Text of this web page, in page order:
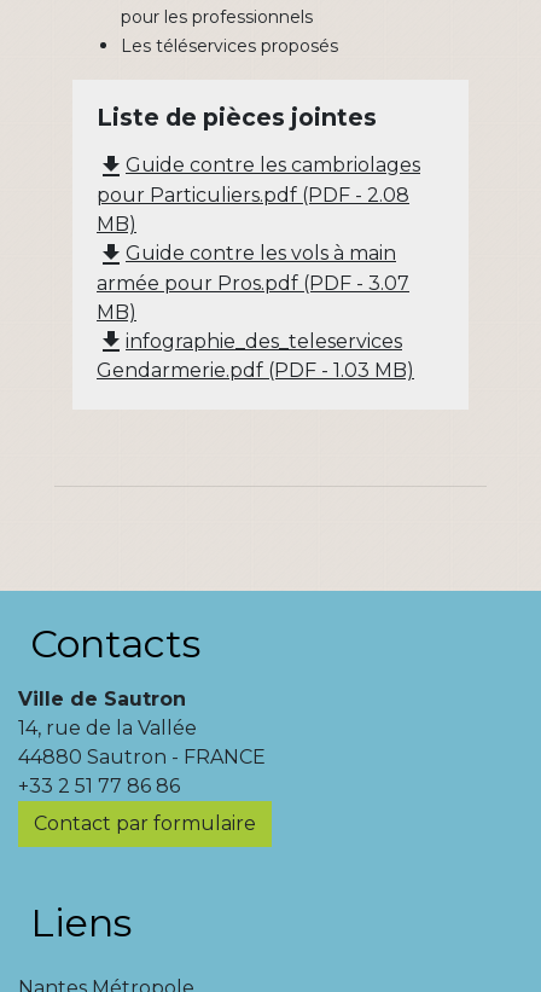
pour les professionnels
Les téléservices proposés
Liste de pièces jointes
file_download Guide contre les cambriolages
pour Particuliers.pdf (PDF - 2.08
MB)
file_download Guide contre les vols à main
armée pour Pros.pdf (PDF - 3.07
MB)
file_download infographie_des_teleservices
Gendarmerie.pdf (PDF - 1.03 MB)
Contacts
Ville de Sautron
14, rue de la Vallée
44880 Sautron - FRANCE
+33 2 51 77 86 86
Contact par formulaire
Liens